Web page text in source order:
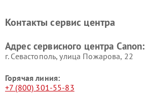
Контакты сервис центра
Адрес сервисного центра Canon:
г. Севастополь, улица Пожарова, 22
Горячая линия:
+7 (800) 301-55-83